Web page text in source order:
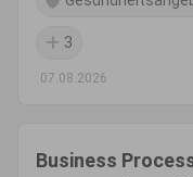
3
07.08.2026
Business